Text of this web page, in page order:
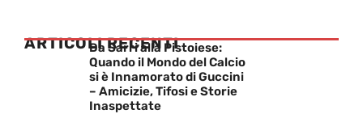
ARTICOLI RECENTI
Da Sarri alla Pistoiese:
Quando il Mondo del Calcio
si è Innamorato di Guccini
– Amicizie, Tifosi e Storie
Inaspettate